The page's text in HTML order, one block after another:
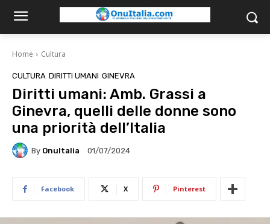
Home Cultura
CULTURA DIRITTI UMANI GINEVRA
Diritti umani: Amb. Grassi a
Ginevra, quelli delle donne sono
una priorità dell’Italia
By OnuItalia 01/07/2024
Facebook X Pinterest